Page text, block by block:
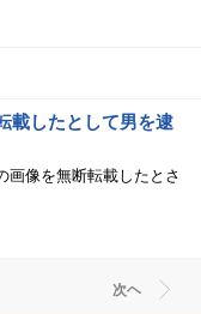
載したとして男を逮
画像を無断転載したとさ
次ヘ